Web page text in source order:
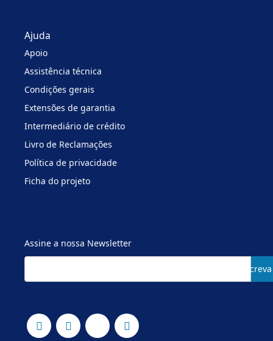
Ajuda
Apoio
Assistência técnica
Condições gerais
Extensões de garantia
Intermediário de crédito
Livro de Reclamações
Política de privacidade
Ficha do projeto
Assine a nossa Newsletter
Subscreva